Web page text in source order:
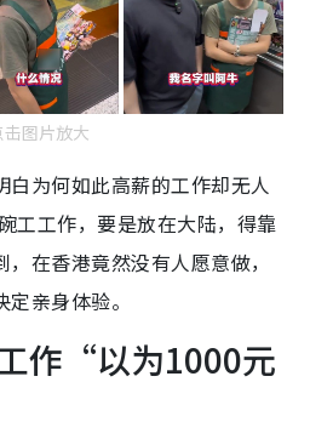
击图片放大
白为何如此高薪的工作却无人
工工作，要是放在大陆，得靠
在香港竟然没有人愿意做，
亲身体验。
作“以为1000元